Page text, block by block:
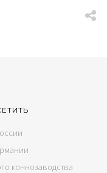
коннозаводства